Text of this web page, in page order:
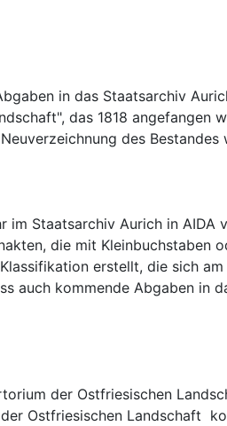
in das Staatsarchiv
das 1818 angefangen
Staatsarchiv Aurich in AIDA
die mit Kleinbuchstaben
erstellt, die sich
auch kommende Abgaben in
der Ostfriesischen
Ostfriesischen Landschaft